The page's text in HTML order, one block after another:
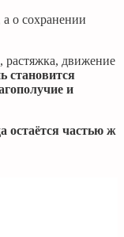
а о сохранении
растяжка, движение
становится
и
остаётся частью ж